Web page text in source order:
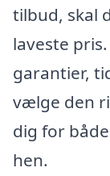
tilbud, skal
laveste
garantier,
vælge den
dig for
hen.